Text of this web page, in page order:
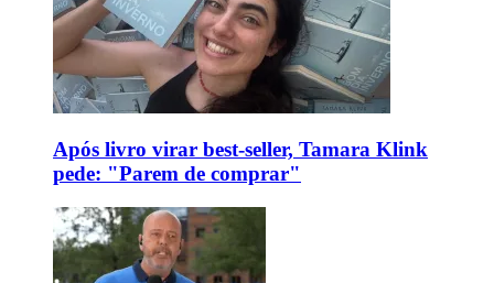
Após livro virar best-seller, Tamara Klink
pede: "Parem de comprar"